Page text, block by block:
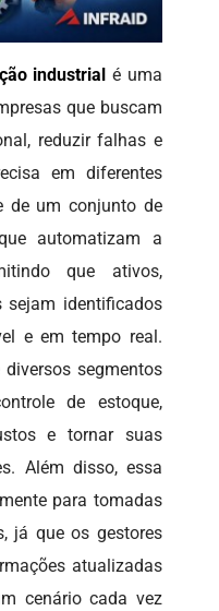
industrial é uma
que buscam
reduzir falhas e
em diferentes
de um conjunto de
automatizam a
que ativos,
sejam identificados
e em tempo real.
segmentos
de estoque,
e tornar suas
Além disso, essa
para tomadas
já que os gestores
atualizadas
cenário cada vez